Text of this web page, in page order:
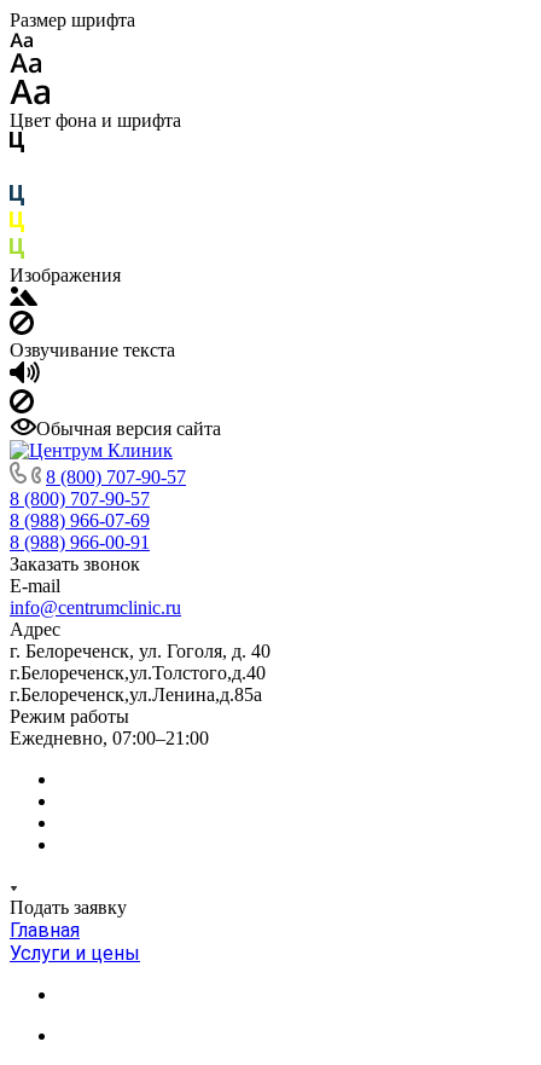
Размер шрифта
Цвет фона и шрифта
Изображения
Озвучивание текста
Обычная версия сайта
8 (800) 707-90-57
8 (800) 707-90-57
8 (988) 966-07-69
8 (988) 966-00-91
Заказать звонок
E-mail
info@centrumclinic.ru
Адрес
г. Белореченск, ул. Гоголя, д. 40
г.Белореченск,ул.Толстого,д.40
г.Белореченск,ул.Ленина,д.85а
Режим работы
Ежедневно, 07:00–21:00
Подать заявку
Главная
Услуги и цены